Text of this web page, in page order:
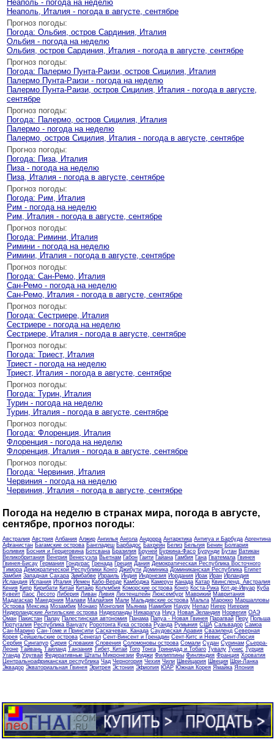
Неаполь - погода на неделю
Неаполь, Италия - погода в августе, сентябре
Прогноз погоды:
Погода: Ольбия, остров Сардиния, Италия
Ольбия - погода на неделю
Ольбия, остров Сардиния, Италия - погода в августе, сентябре
Прогноз погоды:
Погода: Палермо Пунта-Раизи, остров Сицилия, Италия
Палермо Пунта-Раизи - погода на неделю
Палермо Пунта-Раизи, остров Сицилия, Италия - погода в августе,
сентябре
Прогноз погоды:
Погода: Палермо, остров Сицилия, Италия
Палермо - погода на неделю
Палермо, остров Сицилия, Италия - погода в августе, сентябре
Прогноз погоды:
Погода: Пиза, Италия
Пиза - погода на неделю
Пиза, Италия - погода в августе, сентябре
Прогноз погоды:
Погода: Рим, Италия
Рим - погода на неделю
Рим, Италия - погода в августе, сентябре
Прогноз погоды:
Погода: Римини, Италия
Римини - погода на неделю
Римини, Италия - погода в августе, сентябре
Прогноз погоды:
Погода: Сан-Ремо, Италия
Сан-Ремо - погода на неделю
Сан-Ремо, Италия - погода в августе, сентябре
Прогноз погоды:
Погода: Сестриере, Италия
Сестриере - погода на неделю
Сестриере, Италия - погода в августе, сентябре
Прогноз погоды:
Погода: Триест, Италия
Триест - погода на неделю
Триест, Италия - погода в августе, сентябре
Прогноз погоды:
Погода: Турин, Италия
Турин - погода на неделю
Турин, Италия - погода в августе, сентябре
Прогноз погоды:
Погода: Флоренция, Италия
Флоренция - погода на неделю
Флоренция, Италия - погода в августе, сентябре
Прогноз погоды:
Погода: Червиния, Италия
Червиния - погода на неделю
Червиния, Италия - погода в августе, сентябре
Погода на неделю в странах мира, погода в августе,
сентябре, прогноз погоды:
Австралия Австрия Албания Алжир Ангилья Ангола Андорра Антарктика Антигуа и Барбуда Аргентина
Афганистан Багамские острова Бангладеш Барбадос Бахрейн Белиз Бельгия Бенин Болгария
Боливия Босния и Герцеговина Ботсвана Бразилия Бруней Буркина-Фасо Бурунди Бутан Ватикан
Великобритания Венгрия Венесуэла Вьетнам Габон Гаити Гайана Гамбия Гана Гватемала Гвинея
Гвинея-Бисау Германия Гондурас Гренада Греция Дания Демократическая Республика Восточного
Тимора Демократической Республики Конго Джибути Доминика Доминиканская Республика Египет
Замбия Западная Сахара Зимбабве Израиль Индия Индонезия Иордания Ирак Иран Ирландия
Исландия Испания Италия Йемен Кабо-Верде Камбоджа Камерун Канада Катар Квинсленд, Австралия
Кения Кипр Кирибати Китай Китайр Колумбия Коморские острова Конго Коста-Рика Кот-де-Ивуар Куба
Кувейт Лаос Лесото Либерия Ливан Ливия Лихтенштейн Люксембург Маврикий Мавритания
Мадагаскар Македония Малави Малайзия Мали Мальдивские острова Мальта Марокко Маршалловы
Острова Мексика Мозамбик Монако Монголия Мьянма Намибия Науру Непал Нигер Нигерия
Нидерландские Антильские острова Нидерланды Никарагуа Ниуэ Новая Зеландия Норвегия ОАЭ
Оман Пакистан Палау Палестинская автономия Панама Папуа - Новая Гвинея Парагвай Перу Польша
Португалия Республика Вануату Роротонга Кука острова Руанда Румыния США Сальвадор Самоа
Сан-Марино Сан-Томе и Принсипи Саскачеван, Канада Саудовская Аравия Свазиленд Северная
Корея Сейшельские острова Сенегал Сент-Винсент и Гренадин Сент-Китс и Невис Сент-Люсия
Сербия Сингапур Сирия Словакия Словения Соломоновы острова Сомали Судан Суринам Сьерра-
Леоне Тайвань Тайланд Танзания Тибет, Китай Того Тонга Тринидад и Тобаго Тувалу Тунис Турция
Уганда Уругвай Федеративные Штаты Микронезии Фиджи Филиппины Финляндия Франция Хорватия
Центральноафриканская республика Чад Черногория Чехия Чили Швейцария Швеция Шри-Ланка
Эквадор Экваториальная Гвинея Эритрея Эстония Эфиопия ЮАР Южная Корея Ямайка Япония